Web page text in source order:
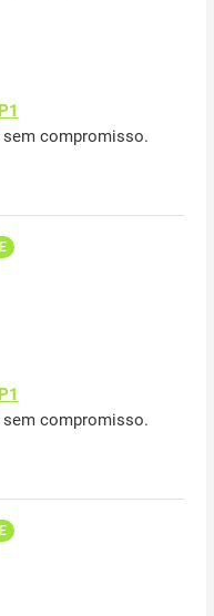
sem compromisso.
sem compromisso.